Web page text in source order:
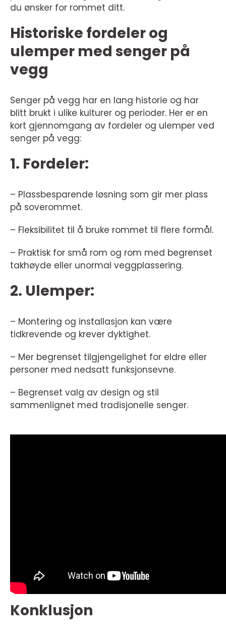
du ønsker for rommet ditt.
Historiske fordeler og
ulemper med senger på
vegg
Senger på vegg har en lang historie og har
blitt brukt i ulike kulturer og perioder. Her er en
kort gjennomgang av fordeler og ulemper ved
senger på vegg:
1. Fordeler:
– Plassbesparende løsning som gir mer plass
på soverommet.
– Fleksibilitet til å bruke rommet til flere formål.
– Praktisk for små rom og rom med begrenset
takhøyde eller unormal veggplassering.
2. Ulemper:
– Montering og installasjon kan være
tidkrevende og krever dyktighet.
– Mer begrenset tilgjengelighet for eldre eller
personer med nedsatt funksjonsevne.
– Begrenset valg av design og stil
sammenlignet med tradisjonelle senger.
Konklusjon